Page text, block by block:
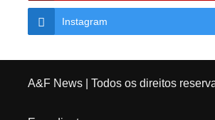
Instagram
A&F News| Todos os direitos